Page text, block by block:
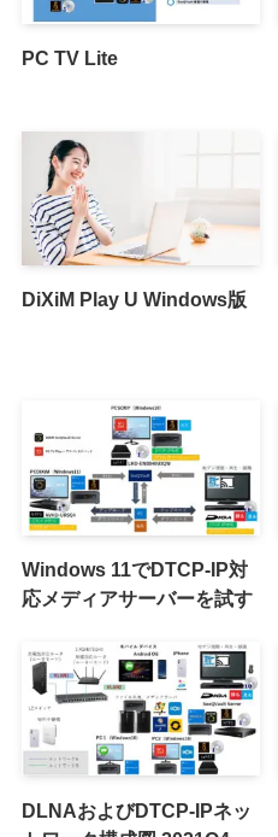
PC TV Lite
DiXiM Play U Windows版
Windows 11でDTCP-IP対
応メディアサーバーを試す
DLNAおよびDTCP-IPネッ